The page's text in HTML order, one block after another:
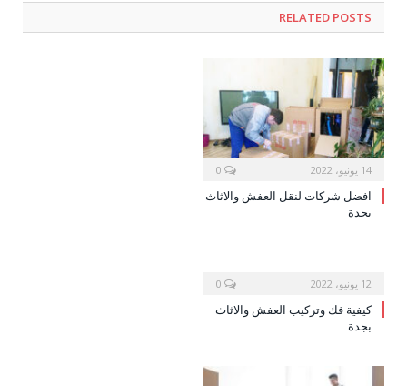
RELATED POSTS
14 يونيو، 2022
افضل شركات لنقل العفش والاثاث
بجدة
12 يونيو، 2022
كيفية فك وتركيب العفش والاثاث
بجدة